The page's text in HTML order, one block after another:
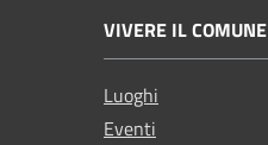
VIVERE IL COMUNE
Luoghi
Eventi